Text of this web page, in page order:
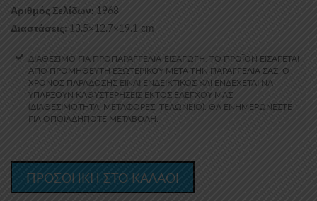
Αριθμός Σελίδων: 1968
Διαστάσεις: 13.5×12.7×19.1 cm
ΔΙΑΘΕΣΙΜΟ ΓΙΑ ΠΡΟΠΑΡΑΓΓΕΛΙΑ-ΕΙΣΑΓΩΓΗ. ΤΟ ΠΡΟΪΌΝ ΕΙΣΆΓΕΤΑΙ
ΑΠΌ ΠΡΟΜΗΘΕΥΤΉ ΕΞΩΤΕΡΙΚΟΎ ΜΕΤΆ ΤΗΝ ΠΑΡΑΓΓΕΛΊΑ ΣΑΣ. Ο
ΧΡΌΝΟΣ ΠΑΡΆΔΟΣΗΣ ΕΊΝΑΙ ΕΝΔΕΙΚΤΙΚΌΣ ΚΑΙ ΕΝΔΈΧΕΤΑΙ ΝΑ
ΥΠΆΡΞΟΥΝ ΚΑΘΥΣΤΕΡΉΣΕΙΣ ΕΚΤΌΣ ΕΛΈΓΧΟΥ ΜΑΣ
(ΔΙΑΘΕΣΙΜΌΤΗΤΑ, ΜΕΤΑΦΟΡΈΣ, ΤΕΛΩΝΕΊΟ). ΘΑ ΕΝΗΜΕΡΏΝΕΣΤΕ
ΓΙΑ ΟΠΟΙΑΔΉΠΟΤΕ ΜΕΤΑΒΟΛΉ.
ΠΡΟΣΘΗΚΗ ΣΤΟ ΚΑΛΑΘΙ